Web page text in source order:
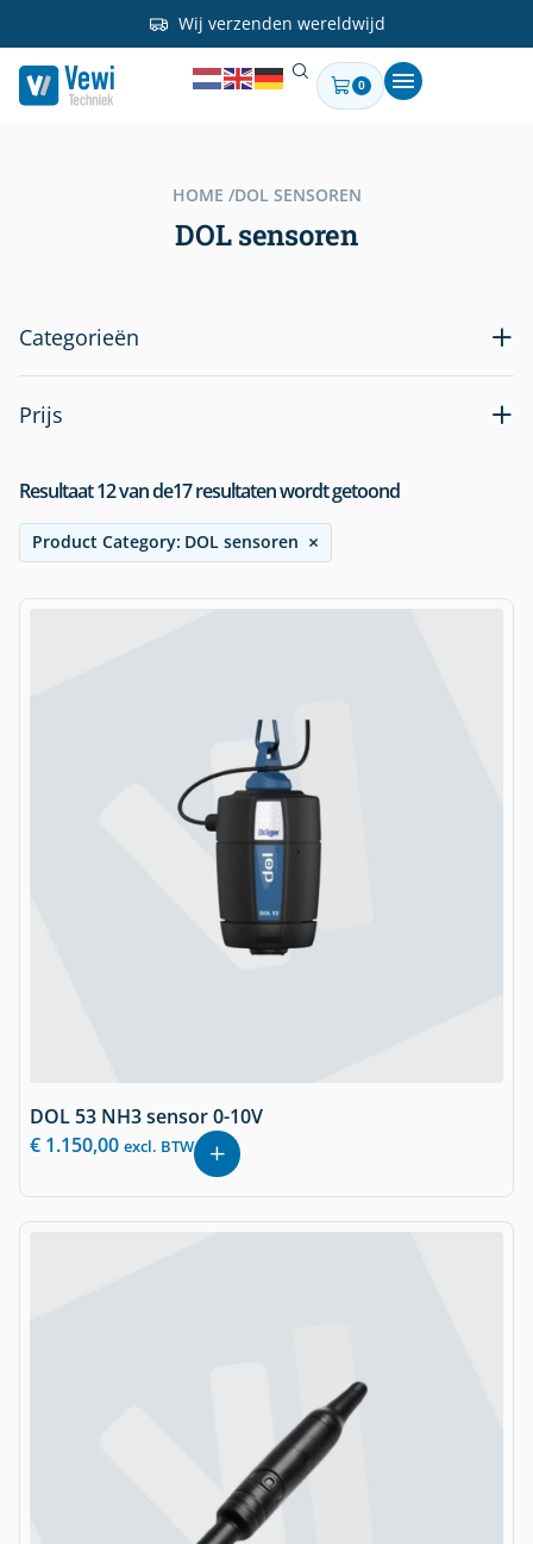
Wij verzenden wereldwijd
0
HOME /DOL SENSOREN
DOL sensoren
Categorieën
Prijs
Resultaat12van de17resultaten wordt getoond
Product Category: DOL sensoren ×
DOL 53 NH3 sensor 0-10V
€ 1.150,00 excl. BTW